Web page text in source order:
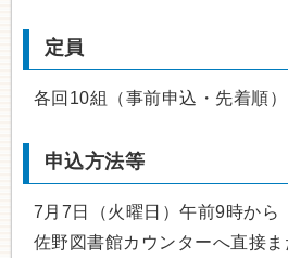
定員
各回10組（事前申込・先着順）
申込方法等
7月7日（火曜日）午前9時から
佐野図書館カウンターへ直接